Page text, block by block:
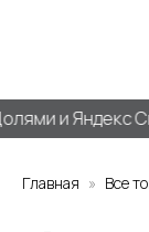
и Яндекс
Главная Все